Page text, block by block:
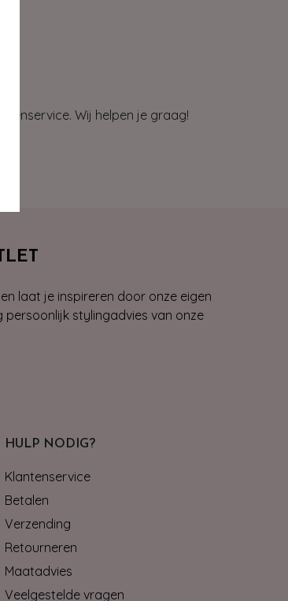
Wij helpen je graag!
laat je inspireren door onze eigen
persoonlijk stylingadvies van onze
HULP NODIG?
Klantenservice
Betalen
Verzending
Retourneren
Maatadvies
Veelgestelde vragen